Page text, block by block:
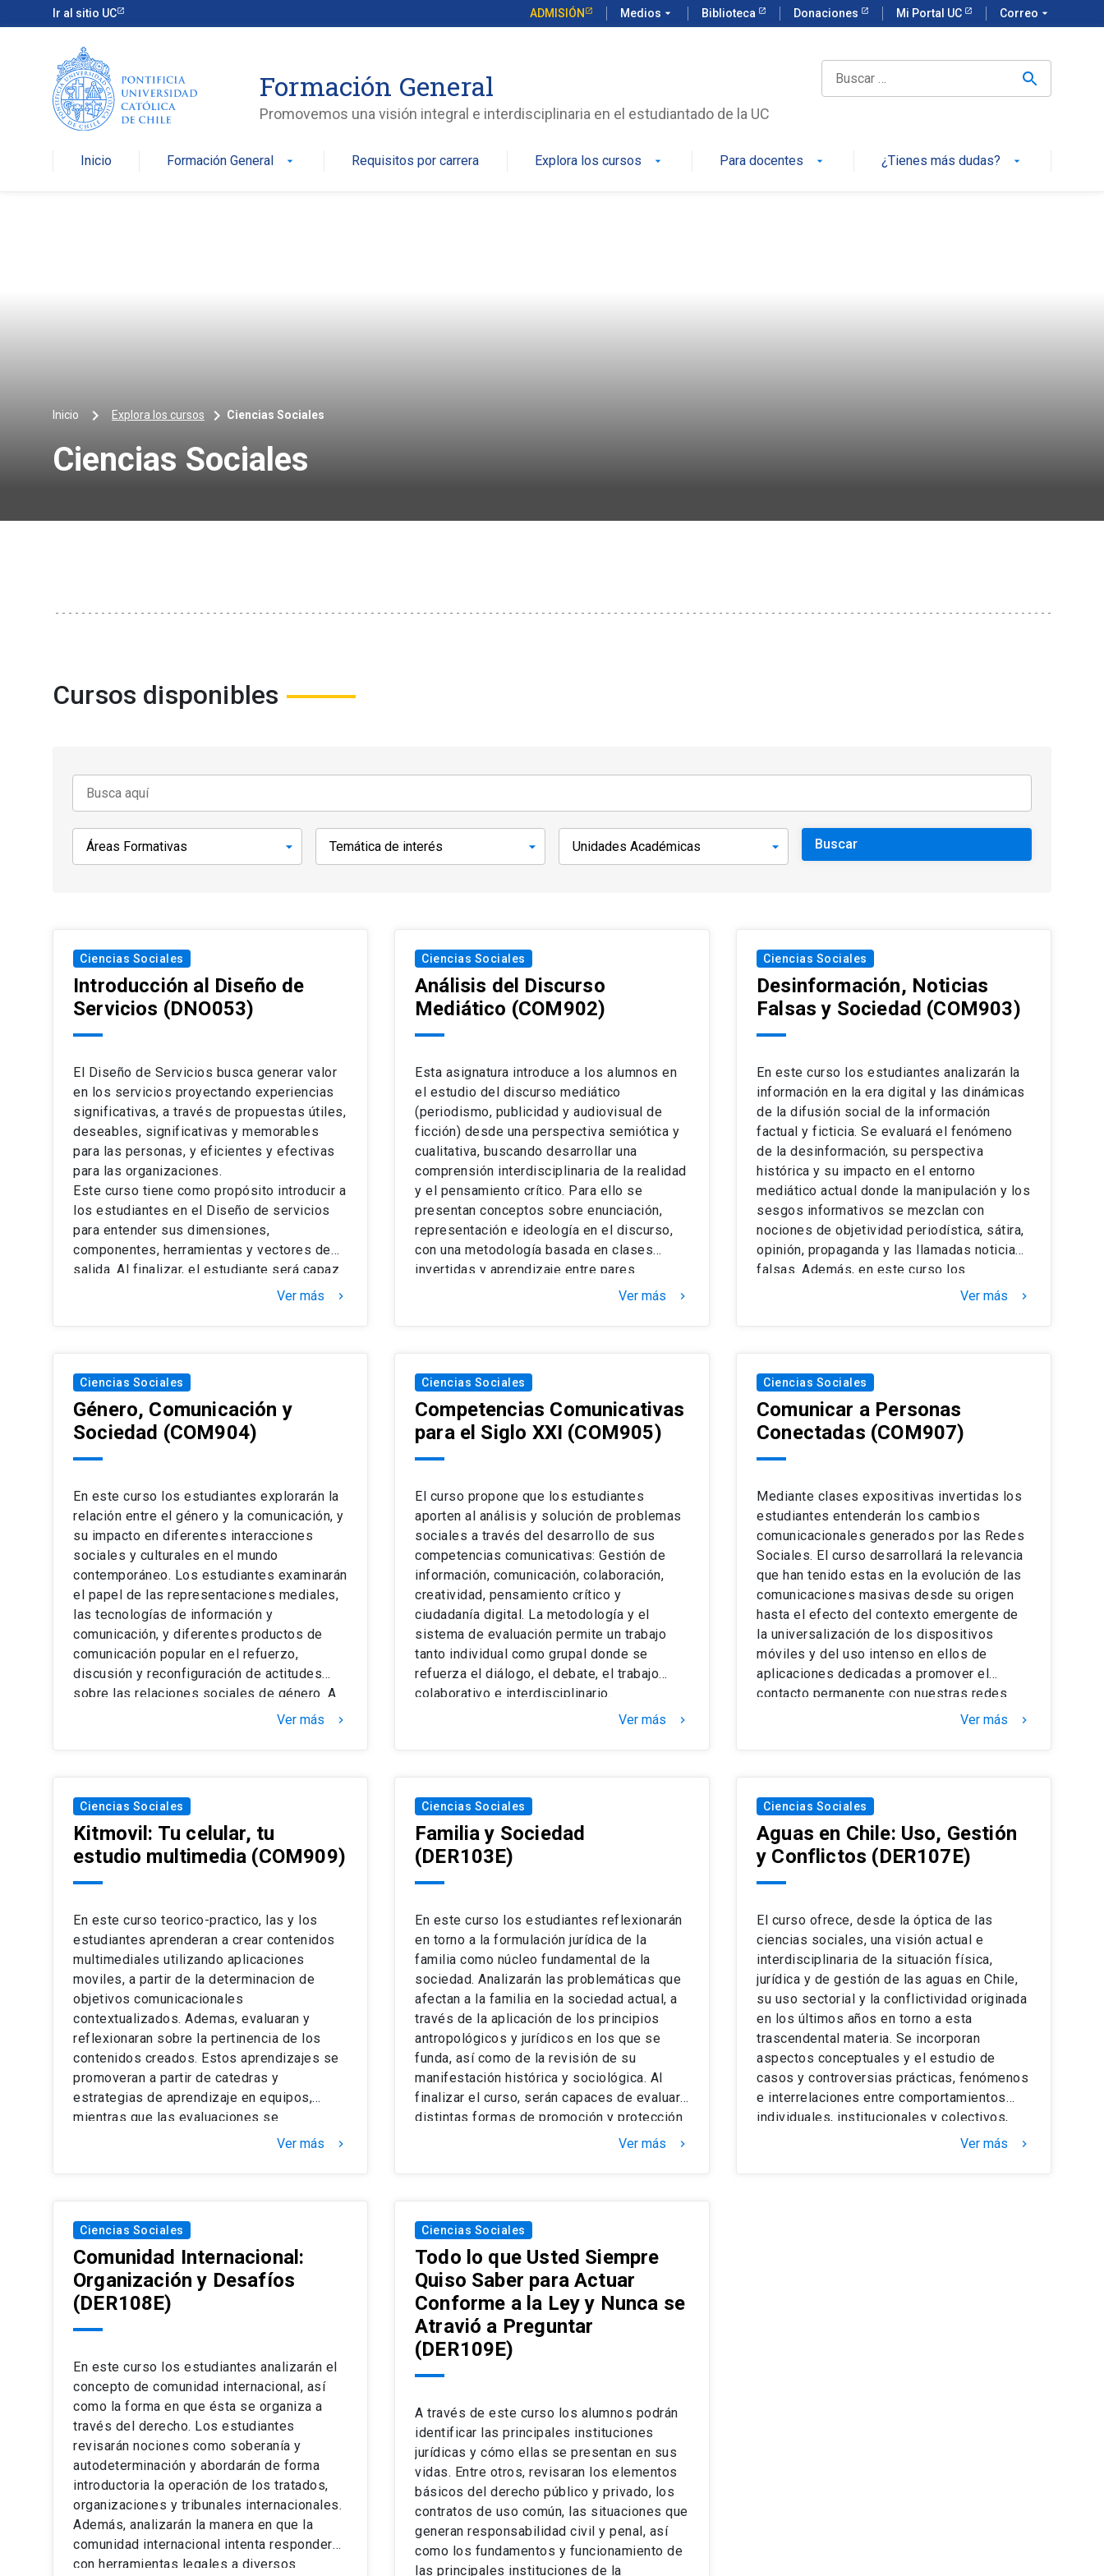
to
Ir al sitio UC ADMISIÓN Medios arrow_drop_down Biblioteca Donaciones Mi Portal UC Correo arrow_drop_down
Formación General
Promovemos una visión integral e interdisciplinaria en el estudiantado de la UC
Inicio Formación General arrow_drop_down Requisitos por carrera Explora los cursos arrow_drop_down Para docentes arrow_drop_down ¿Tienes más dudas? arrow_drop_down
Inicio keyboard_arrow_right Explora los cursos keyboard_arrow_right Ciencias Sociales
Ciencias Sociales
Cursos disponibles
Ciencias Sociales
Introducción al Diseño de
Servicios (DNO053)
El Diseño de Servicios busca generar valor
en los servicios proyectando experiencias
significativas, a través de propuestas útiles,
deseables, significativas y memorables
para las personas, y eficientes y efectivas
para las organizaciones.
Este curso tiene como propósito introducir a
los estudiantes en el Diseño de servicios
para entender sus dimensiones,
componentes, herramientas y vectores de
salida. Al finalizar, el estudiante será capaz
de formalizar una propuesta de servicio,
Etnografía, Comunicaciones, Administración,
Ingeniería, etc).
Se trata de un curso teórico práctico, donde
a través de la exposición y revisión de
panorama general de esta sub-disciplina del
Diseño.
Ver más keyboard_arrow_right
Ciencias Sociales
Análisis del Discurso
Mediático (COM902)
Esta asignatura introduce a los alumnos en
el estudio del discurso mediático
(periodismo, publicidad y audiovisual de
ficción) desde una perspectiva semiótica y
cualitativa, buscando desarrollar una
comprensión interdisciplinaria de la realidad
y el pensamiento crítico. Para ello se
presentan conceptos sobre enunciación,
representación e ideología en el discurso,
con una metodología basada en clases
invertidas y aprendizaje entre pares.
Mientras en las clases habrá evaluaciones
Ver más keyboard_arrow_right
Ciencias Sociales
Desinformación, Noticias
Falsas y Sociedad (COM903)
En este curso los estudiantes analizarán la
información en la era digital y las dinámicas
de la difusión social de la información
factual y ficticia. Se evaluará el fenómeno
de la desinformación, su perspectiva
histórica y su impacto en el entorno
mediático actual donde la manipulación y los
sesgos informativos se mezclan con
nociones de objetividad periodística, sátira,
opinión, propaganda y las llamadas noticias
falsas. Además, en este curso los
estudiantes podrán distinguir las diferentes
Ver más keyboard_arrow_right
Ciencias Sociales
Género, Comunicación y
Sociedad (COM904)
En este curso los estudiantes explorarán la
relación entre el género y la comunicación, y
su impacto en diferentes interacciones
sociales y culturales en el mundo
contemporáneo. Los estudiantes examinarán
el papel de las representaciones mediales,
las tecnologías de información y
comunicación, y diferentes productos de
comunicación popular en el refuerzo,
discusión y reconfiguración de actitudes
sobre las relaciones sociales de género. A
partir de clases expositivas, revisión de
consolidación de sociedades más justas y
tolerantes.
Ver más keyboard_arrow_right
Ciencias Sociales
Competencias Comunicativas
para el Siglo XXI (COM905)
El curso propone que los estudiantes
aporten al análisis y solución de problemas
sociales a través del desarrollo de sus
competencias comunicativas: Gestión de
información, comunicación, colaboración,
creatividad, pensamiento crítico y
ciudadanía digital. La metodología y el
sistema de evaluación permite un trabajo
tanto individual como grupal donde se
refuerza el diálogo, el debate, el trabajo
colaborativo e interdisciplinario.
Ver más
keyboard_arrow_right
Ciencias Sociales
Comunicar a Personas
Conectadas (COM907)
Mediante clases expositivas invertidas los
estudiantes entenderán los cambios
comunicacionales generados por las Redes
Sociales. El curso desarrollará la relevancia
que han tenido estas en la evolución de las
comunicaciones masivas desde su origen
hasta el efecto del contexto emergente de
la universalización de los dispositivos
móviles y del uso intenso en ellos de
aplicaciones dedicadas a promover el
contacto permanente con nuestras redes
partir del aprovechamiento de la
conectividad de todos con quienes les
importan y les interesan.
Ver más keyboard_arrow_right
Ciencias Sociales
Kitmovil: Tu celular, tu
estudio multimedia (COM909)
En este curso teorico-practico, las y los
estudiantes aprenderan a crear contenidos
multimediales utilizando aplicaciones
moviles, a partir de la determinacion de
objetivos comunicacionales
contextualizados. Ademas, evaluaran y
reflexionaran sobre la pertinencia de los
contenidos creados. Estos aprendizajes se
promoveran a partir de catedras y
estrategias de aprendizaje en equipos,
mientras que las evaluaciones se
compondran de presentaciones, trabajos
Ver más keyboard_arrow_right
Ciencias Sociales
Familia y Sociedad
(DER103E)
En este curso los estudiantes reflexionarán
en torno a la formulación jurídica de la
familia como núcleo fundamental de la
sociedad. Analizarán las problemáticas que
afectan a la familia en la sociedad actual, a
través de la aplicación de los principios
antropológicos y jurídicos en los que se
funda, así como de la revisión de su
manifestación histórica y sociológica. Al
finalizar el curso, serán capaces de evaluar
distintas formas de promoción y protección
examen final escrito.
Ver más keyboard_arrow_right
Ciencias Sociales
Aguas en Chile: Uso, Gestión
y Conflictos (DER107E)
El curso ofrece, desde la óptica de las
ciencias sociales, una visión actual e
interdisciplinaria de la situación física,
jurídica y de gestión de las aguas en Chile,
su uso sectorial y la conflictividad originada
en los últimos años en torno a esta
trascendental materia. Se incorporan
aspectos conceptuales y el estudio de
casos y controversias prácticas, fenómenos
e interrelaciones entre comportamientos
individuales, institucionales y colectivos,
potenciando un conocimiento integrado de
Ver más keyboard_arrow_right
Ciencias Sociales
Comunidad Internacional:
Organización y Desafíos
(DER108E)
En este curso los estudiantes analizarán el
concepto de comunidad internacional, así
como la forma en que ésta se organiza a
través del derecho. Los estudiantes
revisarán nociones como soberanía y
autodeterminación y abordarán de forma
introductoria la operación de los tratados,
organizaciones y tribunales internacionales.
Además, analizarán la manera en que la
comunidad internacional intenta responder
con herramientas legales a diversos
Ciencias Sociales
Todo lo que Usted Siempre
Quiso Saber para Actuar
Conforme a la Ley y Nunca se
Atravió a Preguntar
(DER109E)
A través de este curso los alumnos podrán
identificar las principales instituciones
jurídicas y cómo ellas se presentan en sus
vidas. Entre otros, revisaran los elementos
básicos del derecho público y privado, los
contratos de uso común, las situaciones que
generan responsabilidad civil y penal, así
como los fundamentos y funcionamiento de
las principales instituciones de la